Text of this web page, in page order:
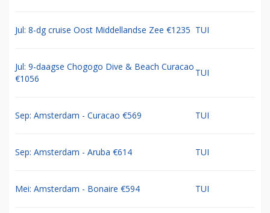
Jul: 8-dg cruise Oost Middellandse Zee €1235 TUI
Jul: 9-daagse Chogogo Dive & Beach Curacao
€1056
TUI
Sep: Amsterdam - Curacao €569 TUI
Sep: Amsterdam - Aruba €614 TUI
Mei: Amsterdam - Bonaire €594 TUI